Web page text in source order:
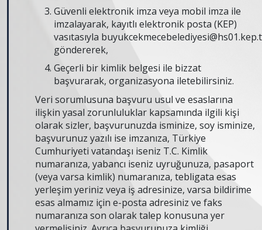
Güvenli elektronik imza veya mobil imza ile
imzalayarak, kayıtlı elektronik posta (KEP)
vasıtasıyla
göndererek,
Geçerli bir kimlik belgesi ile bizzat
başvurarak, organizasyona iletebilirsiniz.
Veri sorumlusuna başvuru usul ve esaslarına
ilişkin yasal zorunluluklar kapsamında ilgili kişi
olarak sizler, başvurunuzda isminize, soy isminize,
başvurunuz yazılı ise imzanıza, Türkiye
Cumhuriyeti vatandaşı iseniz T.C. Kimlik
numaranıza, yabancı iseniz uyruğunuza, pasaport
(veya varsa kimlik) numaranıza, tebligata esas
yerleşim yeriniz veya iş adresinize, varsa bildirime
esas almamız için e-posta adresiniz ve faks
numaranıza son olarak talep konusuna yer